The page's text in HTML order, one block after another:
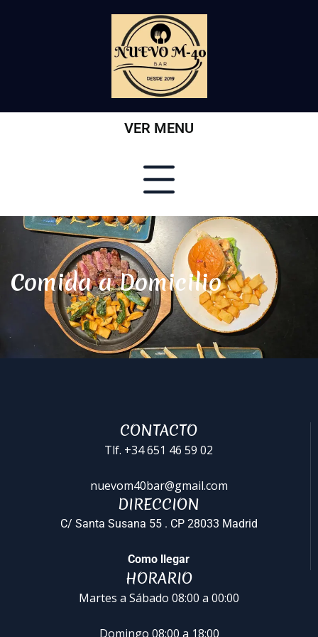
VER MENU
Comida a Domicilio
CONTACTO
Tlf. +34 651 46 59 02
nuevom40bar@gmail.com
DIRECCION
C/ Santa Susana 55 . CP 28033 Madrid
Como llegar
HORARIO
Martes a Sábado 08:00 a 00:00
Domingo 08:00 a 18:00